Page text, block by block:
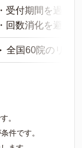
・受付期間を過ぎ
・回数消化を避け
全国60院のリス
。
件です。